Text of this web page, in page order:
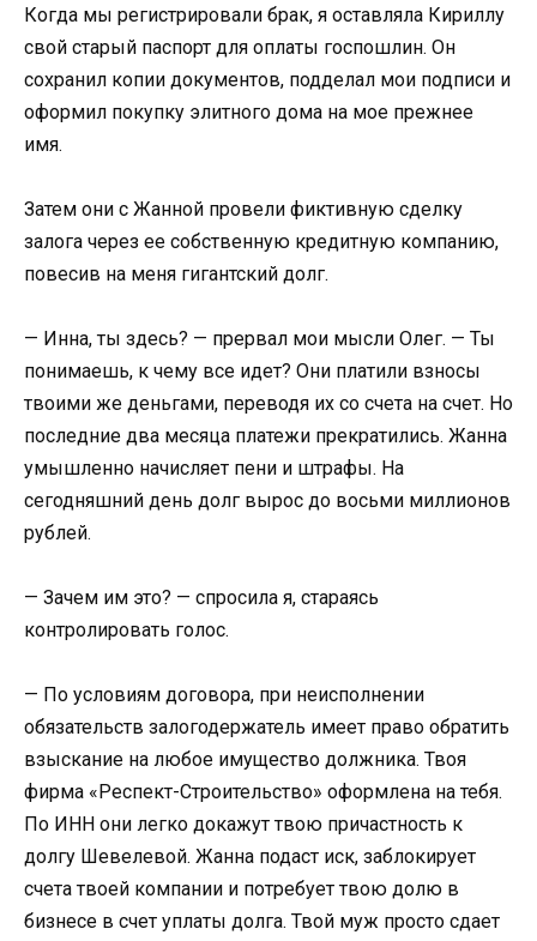
Когда мы регистрировали брак, я оставляла Кириллу
свой старый паспорт для оплаты госпошлин. Он
сохранил копии документов, подделал мои подписи и
оформил покупку элитного дома на мое прежнее
имя.
Затем они с Жанной провели фиктивную сделку
залога через ее собственную кредитную компанию,
повесив на меня гигантский долг.
— Инна, ты здесь? — прервал мои мысли Олег. — Ты
понимаешь, к чему все идет? Они платили взносы
твоими же деньгами, переводя их со счета на счет. Но
последние два месяца платежи прекратились. Жанна
умышленно начисляет пени и штрафы. На
сегодняшний день долг вырос до восьми миллионов
рублей.
— Зачем им это? — спросила я, стараясь
контролировать голос.
— По условиям договора, при неисполнении
обязательств залогодержатель имеет право обратить
взыскание на любое имущество должника. Твоя
фирма «Респект-Строительство» оформлена на тебя.
По ИНН они легко докажут твою причастность к
долгу Шевелевой. Жанна подаст иск, заблокирует
счета твоей компании и потребует твою долю в
бизнесе в счет уплаты долга. Твой муж просто сдает